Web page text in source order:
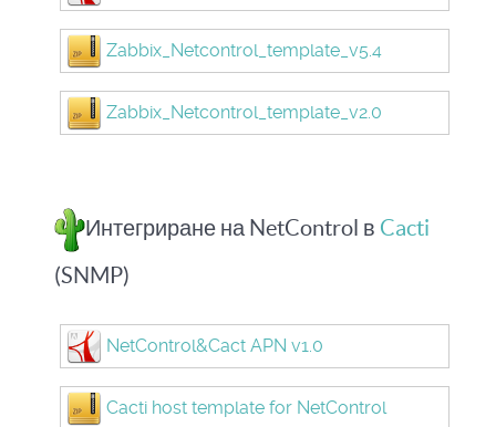
Zabbix_Netcontrol_template_v5.4
Zabbix_Netcontrol_template_v2.0
Интегриране на NetControl в Cacti
(SNMP)
NetControl&Cact APN v1.0
Cacti host template for NetControl